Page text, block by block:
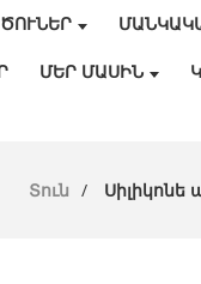
ՄԵՐ ՄԱՍԻՆ
Տուն